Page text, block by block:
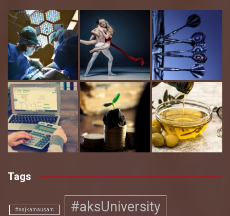
Tags
#aajkamausam #aksUniversity